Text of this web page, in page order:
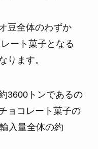
豆全体のわずか
ート菓子となる
ります。
3600トンであるの
ョコレート菓子の
入量全体の約